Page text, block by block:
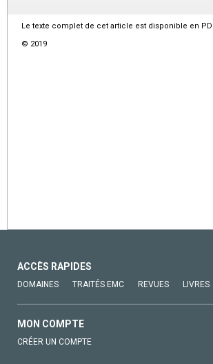
Le texte complet de cet article est disponible en
© 2019
ACCÈS RAPIDES
DOMAINES TRAITÉS EMC REVUES LIVRES
MON COMPTE
CRÉER UN COMPTE